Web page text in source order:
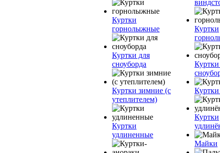
Куртки
горнолыжные
Куртки для
сноуборда
Куртки зимние (с
утеплителем)
Куртки
удлиненные
Куртки
Куртки
Куртки
Майки